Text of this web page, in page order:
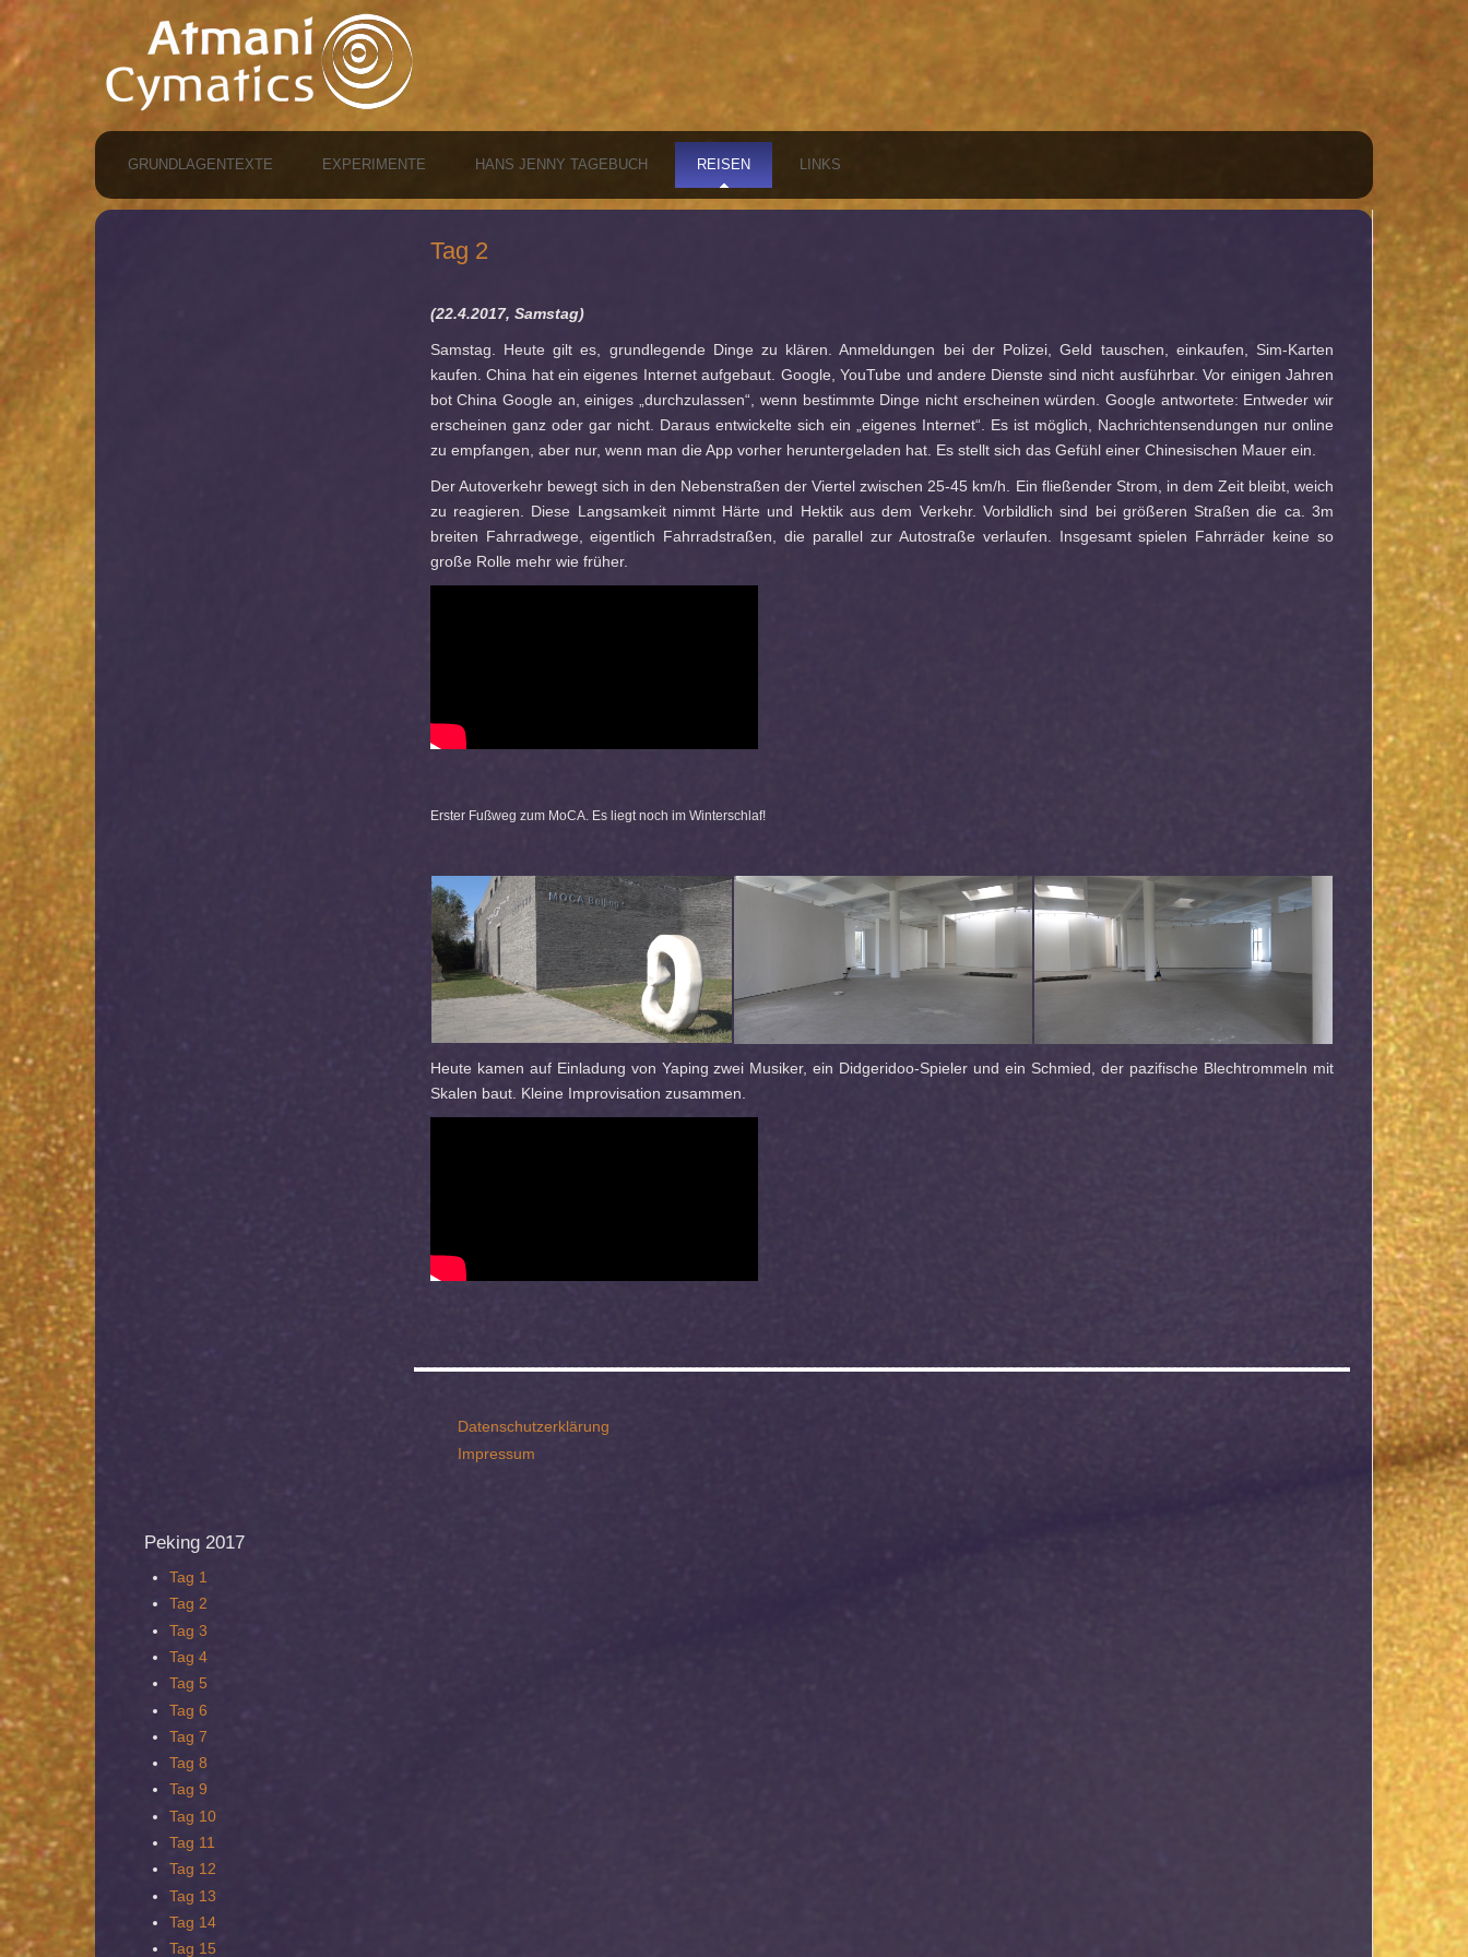
GRUNDLAGENTEXTE EXPERIMENTE HANS JENNY TAGEBUCH REISEN LINKS
Tag 2
(22.4.2017, Samstag)
Samstag. Heute gilt es, grundlegende Dinge zu klären. Anmeldungen bei der Polizei, Geld tauschen, einkaufen, Sim-Karten
kaufen. China hat ein eigenes Internet aufgebaut. Google, YouTube und andere Dienste sind nicht ausführbar. Vor einigen Jahren
bot China Google an, einiges „durchzulassen“, wenn bestimmte Dinge nicht erscheinen würden. Google antwortete: Entweder wir
erscheinen ganz oder gar nicht. Daraus entwickelte sich ein „eigenes Internet“. Es ist möglich, Nachrichtensendungen nur online
zu empfangen, aber nur, wenn man die App vorher heruntergeladen hat. Es stellt sich das Gefühl einer Chinesischen Mauer ein.
Der Autoverkehr bewegt sich in den Nebenstraßen der Viertel zwischen 25-45 km/h. Ein fließender Strom, in dem Zeit bleibt, weich
zu reagieren. Diese Langsamkeit nimmt Härte und Hektik aus dem Verkehr. Vorbildlich sind bei größeren Straßen die ca. 3m
breiten Fahrradwege, eigentlich Fahrradstraßen, die parallel zur Autostraße verlaufen. Insgesamt spielen Fahrräder keine so
große Rolle mehr wie früher.
Erster Fußweg zum MoCA. Es liegt noch im Winterschlaf!
Heute kamen auf Einladung von Yaping zwei Musiker, ein Didgeridoo-Spieler und ein Schmied, der pazifische Blechtrommeln mit
Skalen baut. Kleine Improvisation zusammen.
Datenschutzerklärung
Impressum
Peking2017
Tag 1
Tag 2
Tag 3
Tag 4
Tag 5
Tag 6
Tag 7
Tag 8
Tag 9
Tag 10
Tag 11
Tag 12
Tag 13
Tag 14
Tag 15